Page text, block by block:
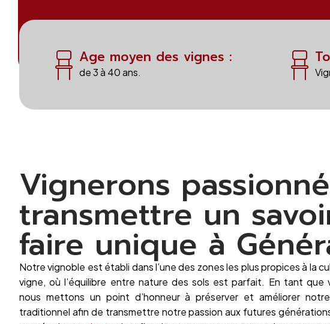
Age moyen des vignes :
de 3 à 40 ans.
Vignerons
transmettre un
faire unique à
Notre vignoble est établi dans l’une des zones les plus propices à la
vigne, où l’équilibre entre nature des sols est parfait. En tant que
nous mettons un point d’honneur à préserver et améliorer
traditionnel afin de transmettre notre passion aux futures